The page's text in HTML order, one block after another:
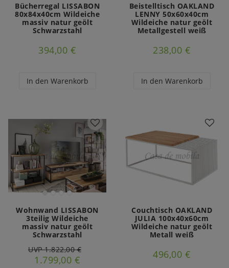
Bücherregal LISSABON
80x84x40cm Wildeiche
massiv natur geölt
Schwarzstahl
394,00 €
In den Warenkorb
Beistelltisch OAKLAND
LENNY 50x60x40cm
Wildeiche natur geölt
Metallgestell weiß
238,00 €
In den Warenkorb
Wohnwand LISSABON
3teilig Wildeiche
massiv natur geölt
Schwarzstahl
UVP 1.822,00 €
1.799,00 €
Couchtisch OAKLAND
JULIA 100x40x60cm
Wildeiche natur geölt
Metall weiß
496,00 €